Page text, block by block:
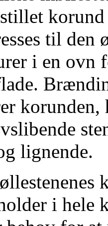
til den
i en ovn
lignende.
i hele